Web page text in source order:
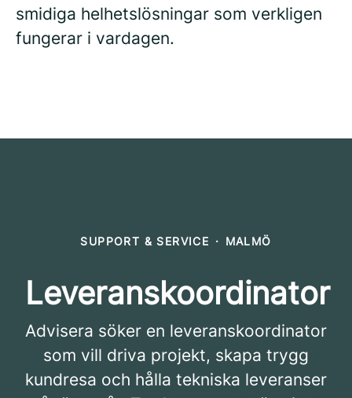
smidiga helhetslösningar som verkligen
fungerar i vardagen.
SUPPORT & SERVICE · MALMÖ
Leveranskoordinator
Advisera söker en leveranskoordinator
som vill driva projekt, skapa trygg
kundresa och hålla tekniska leveranser